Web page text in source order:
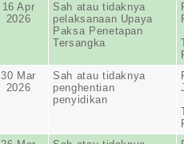
16 Apr
2026
Sah atau tidaknya
pelaksanaan Upaya
Paksa Penetapan
Tersangka
30 Mar
2026
Sah atau tidaknya
penghentian
penyidikan